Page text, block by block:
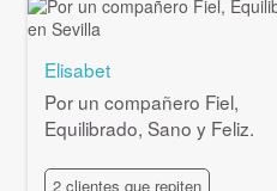
Elisabet
Por un compañero Fiel,
Equilibrado, Sano y Feliz.
2 clientes que repiten